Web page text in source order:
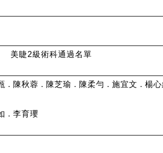
美睫2級術科通過名單
. 陳秋蓉 . 陳芝瑜 . 陳柔勻 . 施宜文 . 楊
. 李育瓔